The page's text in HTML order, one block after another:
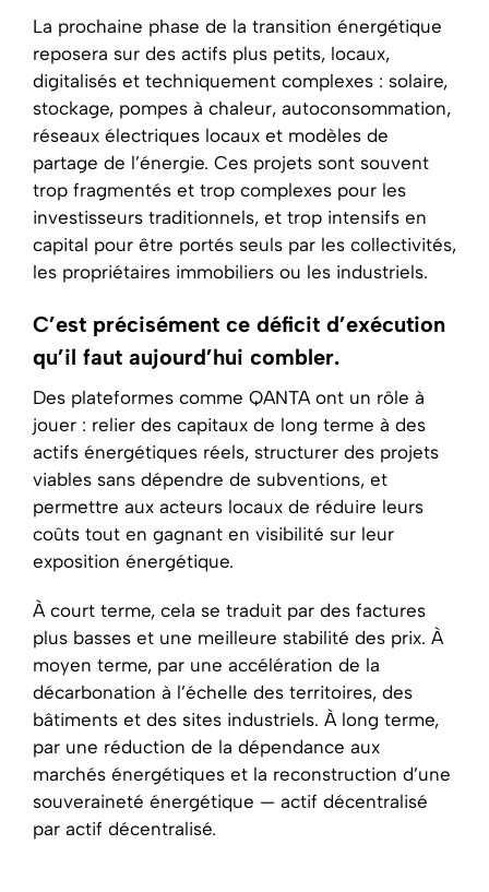
La prochaine phase de la transition énergétique
reposera sur des actifs plus petits, locaux,
digitalisés et techniquement complexes : solaire,
stockage, pompes à chaleur, autoconsommation,
réseaux électriques locaux et modèles de
partage de l’énergie. Ces projets sont souvent
trop fragmentés et trop complexes pour les
investisseurs traditionnels, et trop intensifs en
capital pour être portés seuls par les collectivités,
les propriétaires immobiliers ou les industriels.
C’est précisément ce déficit d’exécution
qu’il faut aujourd’hui combler.
Des plateformes comme QANTA ont un rôle à
jouer : relier des capitaux de long terme à des
actifs énergétiques réels, structurer des projets
viables sans dépendre de subventions, et
permettre aux acteurs locaux de réduire leurs
coûts tout en gagnant en visibilité sur leur
exposition énergétique.
À court terme, cela se traduit par des factures
plus basses et une meilleure stabilité des prix. À
moyen terme, par une accélération de la
décarbonation à l’échelle des territoires, des
bâtiments et des sites industriels. À long terme,
par une réduction de la dépendance aux
marchés énergétiques et la reconstruction d’une
souveraineté énergétique — actif décentralisé
par actif décentralisé.